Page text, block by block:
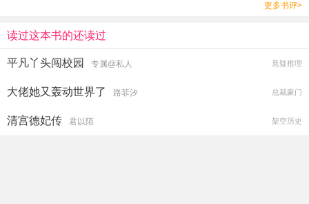
更多书评>
读过这本书的还读过
平凡丫头闯校园 专属@私人 悬疑推理
大佬她又轰动世界了 路菲汐 总裁豪门
清宫德妃传 君以陌 架空历史